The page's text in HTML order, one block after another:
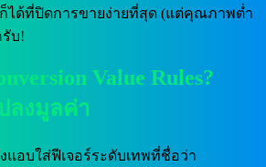
ได้ที่ปิดการขายง่ายที่สุด (แต่คุณภาพต่ำ
บ!
Value Rules?
ลงมูลค่า
แอบใส่ฟีเจอร์ระดับเทพที่ชื่อว่า